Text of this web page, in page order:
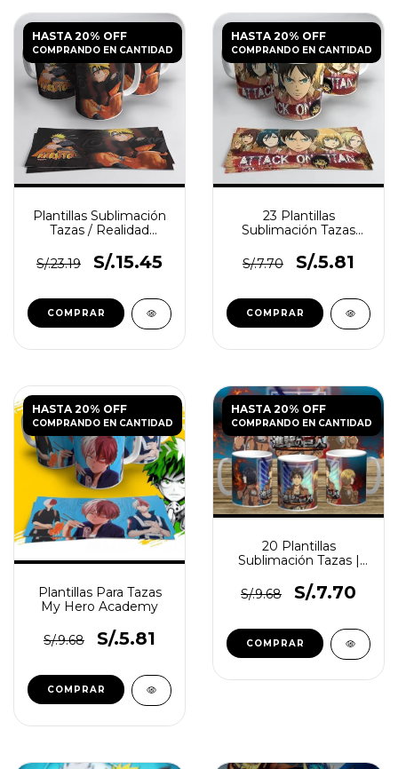
HASTA 20% OFF
COMPRANDO EN CANTIDAD
Plantillas Sublimación
Tazas / Realidad
S/.23.19
S/.15.45
HASTA 20% OFF
COMPRANDO EN CANTIDAD
23 Plantillas
Sublimación Tazas
S/.7.70
S/.5.81
HASTA 20% OFF
COMPRANDO EN CANTIDAD
Plantillas Para Tazas
My Hero Academy
S/.9.68 S/.5.81
HASTA 20% OFF
COMPRANDO EN CANTIDAD
20 Plantillas
Sublimación Tazas |
S/.9.68
S/.7.70